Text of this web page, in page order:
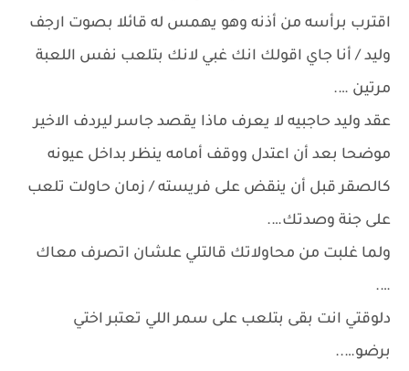
اقترب برأسه من أذنه وهو يهمس له قائلا بصوت ارجف
وليد / أنا جاي اقولك انك غبي لانك بتلعب نفس اللعبة
مرتين ….
عقد وليد حاجبيه لا يعرف ماذا يقصد جاسر ليردف الاخير
موضحا بعد أن اعتدل ووقف أمامه ينظر بداخل عيونه
كالصقر قبل أن ينقض على فريسته / زمان حاولت تلعب
على جنة وصدتك….
ولما غلبت من محاولاتك قالتلي علشان اتصرف معاك
….
دلوقتي انت بقى بتلعب على سمر اللي تعتبر اختي
برضو…..